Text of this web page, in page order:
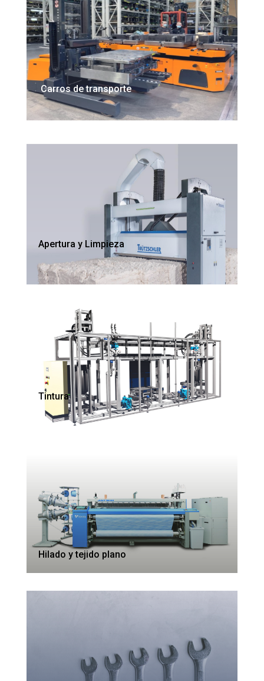
Carros de transporte
Apertura y Limpieza
Tintura
Hilado y tejido plano